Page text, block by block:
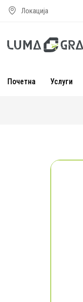
Локација
Почетна Услуги